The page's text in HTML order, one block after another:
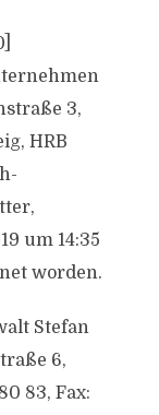
]
3,
HRB
um 14:35
worden.
Stefan
6,
83, Fax: